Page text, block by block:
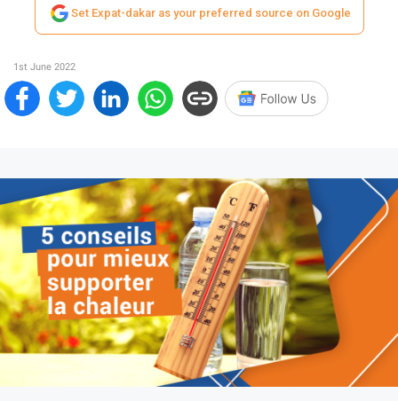
Set Expat-dakar as your preferred source on Google
1st June 2022